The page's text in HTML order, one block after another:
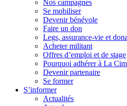
Nos campagnes
Se mobiliser
Devenir bénévole
Faire un don
Legs, assurance-vie et
Acheter militant
Offres d’emploi et de stage
Pourquoi adhérer à La
Devenir partenaire
Se former
S’informer
Actualités